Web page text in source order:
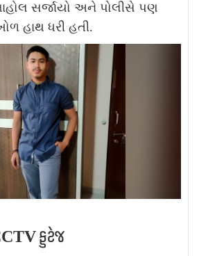
સર્જાયો અને પોલીસે પણ
હાથ ધરી હતી.
ફુટેજ